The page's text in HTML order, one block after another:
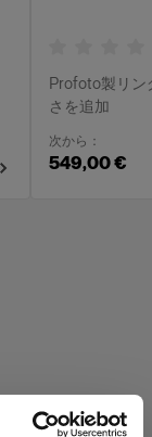
Profoto製リン
さを追加
次から：
549,00 €